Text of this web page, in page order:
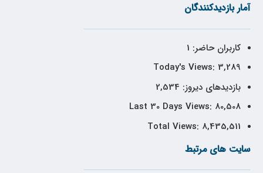
آمار بازدیدکنندگان
کاربران حاضر: 1
Today's Views: 3,289
بازدیدهای دیروز: 2,534
Last 30 Days Views: 80,508
Total Views: 8,435,511
سایت های مرتبط